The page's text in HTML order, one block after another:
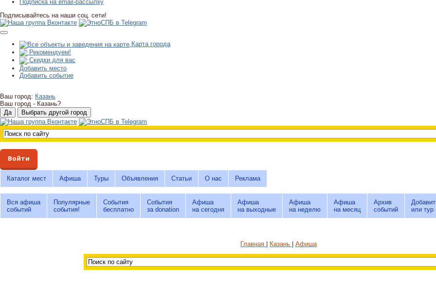
Подписка на email-рассылку
Подписывайтесь на наши соц. сети!
Карта города
Рекомендуем!
Скидки для вас
Добавить место
Добавить событие
Ваш город: Казань
Ваш город - Казань?
Войти
Каталог мест Афиша Туры Объявления Статьи О нас Реклама
Вся афиша
событий
Популярные
события!
События
бесплатно
События
за donation
Афиша
на сегодня
Афиша
на выходные
Афиша
на неделю
Афиша
на месяц
Архив
событий
или тур
Главная Казань Афиша